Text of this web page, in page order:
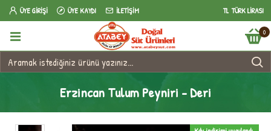
ÜYE GIRIŞI ÜYE KAYDI İLETIŞIM TL TÜRK LIRASI
0
Erzincan Tulum Peyniri - Deri